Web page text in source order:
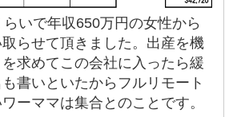
いで年収650万円の女性から
らせて頂きました。出産を機
求めてこの会社に入ったら緩
書いといたからフルリモート
ーママは集合とのことです。